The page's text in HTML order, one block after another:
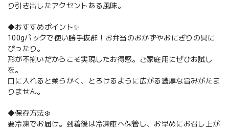
り引き出したアクセントある風味。
◆おすすめポイント✨
100gパックで使い勝手抜群！お弁当のおかずやおにぎりの具に
ぴったり。
形が不揃いだからこそ実現したお得感。ご家庭用にぜひお試し
を。
口に入れると柔らかく、とろけるように広がる濃厚な旨みがたま
りません。
◆保存方法❄️
要冷凍でお届け。到着後は冷凍庫へ保管し、お早めにお召し上が